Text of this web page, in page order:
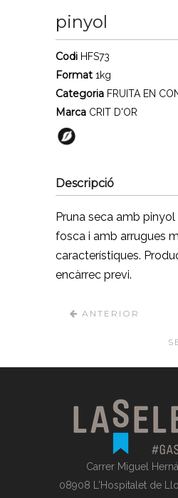
pinyol
Codi HFS73
Format1kg
Categoria FRUITA EN
Marca CRIT D'OR
Descripció
Pruna seca amb
fosca i amb arrugues
característiques.
encàrrec previ.
ANTERIOR
Carrer Miguel
08908 L'Hospitalet de